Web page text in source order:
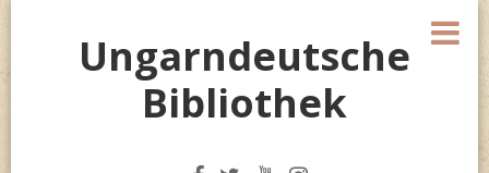
Ungarndeutsche
Bibliothek